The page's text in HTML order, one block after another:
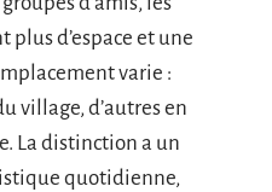
plus d’espace et une
varie :
village, d’autres en
La distinction a un
quotidienne,